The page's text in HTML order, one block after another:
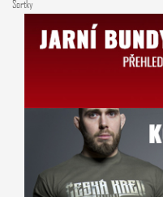
Šortky